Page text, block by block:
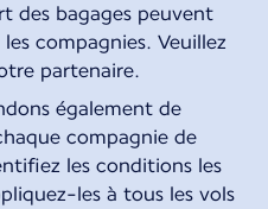
des bagages peuvent
compagnies. Veuillez
partenaire.
également de
compagnie de
les conditions les
les à tous les vols